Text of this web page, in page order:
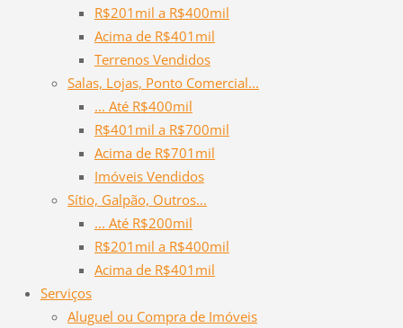
R$201mil a R$400mil
Acima de R$401mil
Terrenos Vendidos
Salas, Lojas, Ponto Comercial...
... Até R$400mil
R$401mil a R$700mil
Acima de R$701mil
Imóveis Vendidos
Sítio, Galpão, Outros...
... Até R$200mil
R$201mil a R$400mil
Acima de R$401mil
Serviços
Aluguel ou Compra de Imóveis